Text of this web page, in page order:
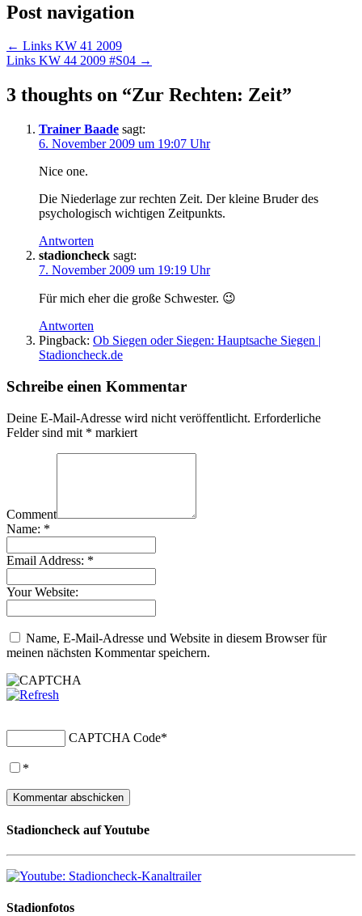
Post navigation
← Links KW 41 2009
Links KW 44 2009 #S04 →
3 thoughts on “Zur Rechten: Zeit”
Trainer Baade sagt:
6. November 2009 um 19:07 Uhr
Nice one.
Die Niederlage zur rechten Zeit. Der kleine Bruder des
psychologisch wichtigen Zeitpunkts.
Antworten
stadioncheck sagt:
7. November 2009 um 19:19 Uhr
Für mich eher die große Schwester. 😉
Antworten
Pingback: Ob Siegen oder Siegen: Hauptsache Siegen |
Stadioncheck.de
Schreibe einen Kommentar
Deine E-Mail-Adresse wird nicht veröffentlicht. Erforderliche
Felder sind mit * markiert
Comment
Name: *
Email Address: *
Your Website:
Name, E-Mail-Adresse und Website in diesem Browser für
meinen nächsten Kommentar speichern.
CAPTCHA Code*
*
Stadioncheck auf Youtube
Stadionfotos